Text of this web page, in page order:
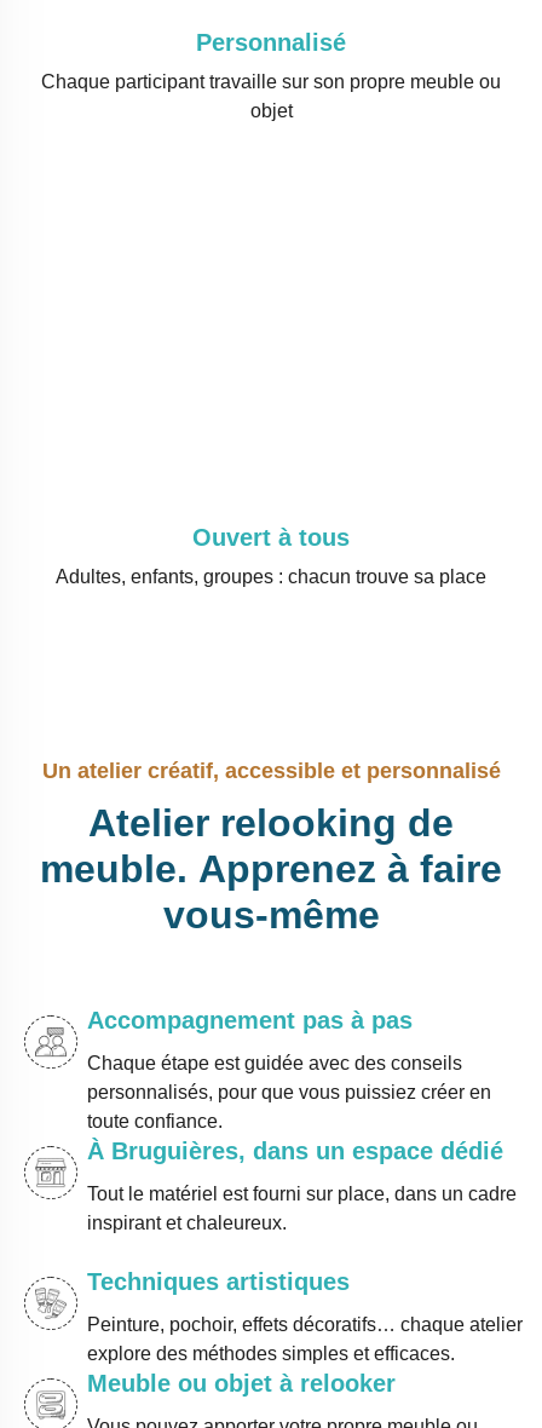
Personnalisé
Chaque participant travaille sur son propre meuble ou
objet
Ouvert à tous
Adultes, enfants, groupes : chacun trouve sa place
Un atelier créatif, accessible et personnalisé
Atelier relooking de
meuble. Apprenez à faire
vous-même
Techniques artistiques
Peinture, pochoir, effets décoratifs… chaque atelier
explore des méthodes simples et efficaces.
Meuble ou objet à relooker
Accompagnement pas à pas
Chaque étape est guidée avec des conseils
personnalisés, pour que vous puissiez créer en
toute confiance.
À Bruguières, dans un espace dédié
Tout le matériel est fourni sur place, dans un cadre
inspirant et chaleureux.